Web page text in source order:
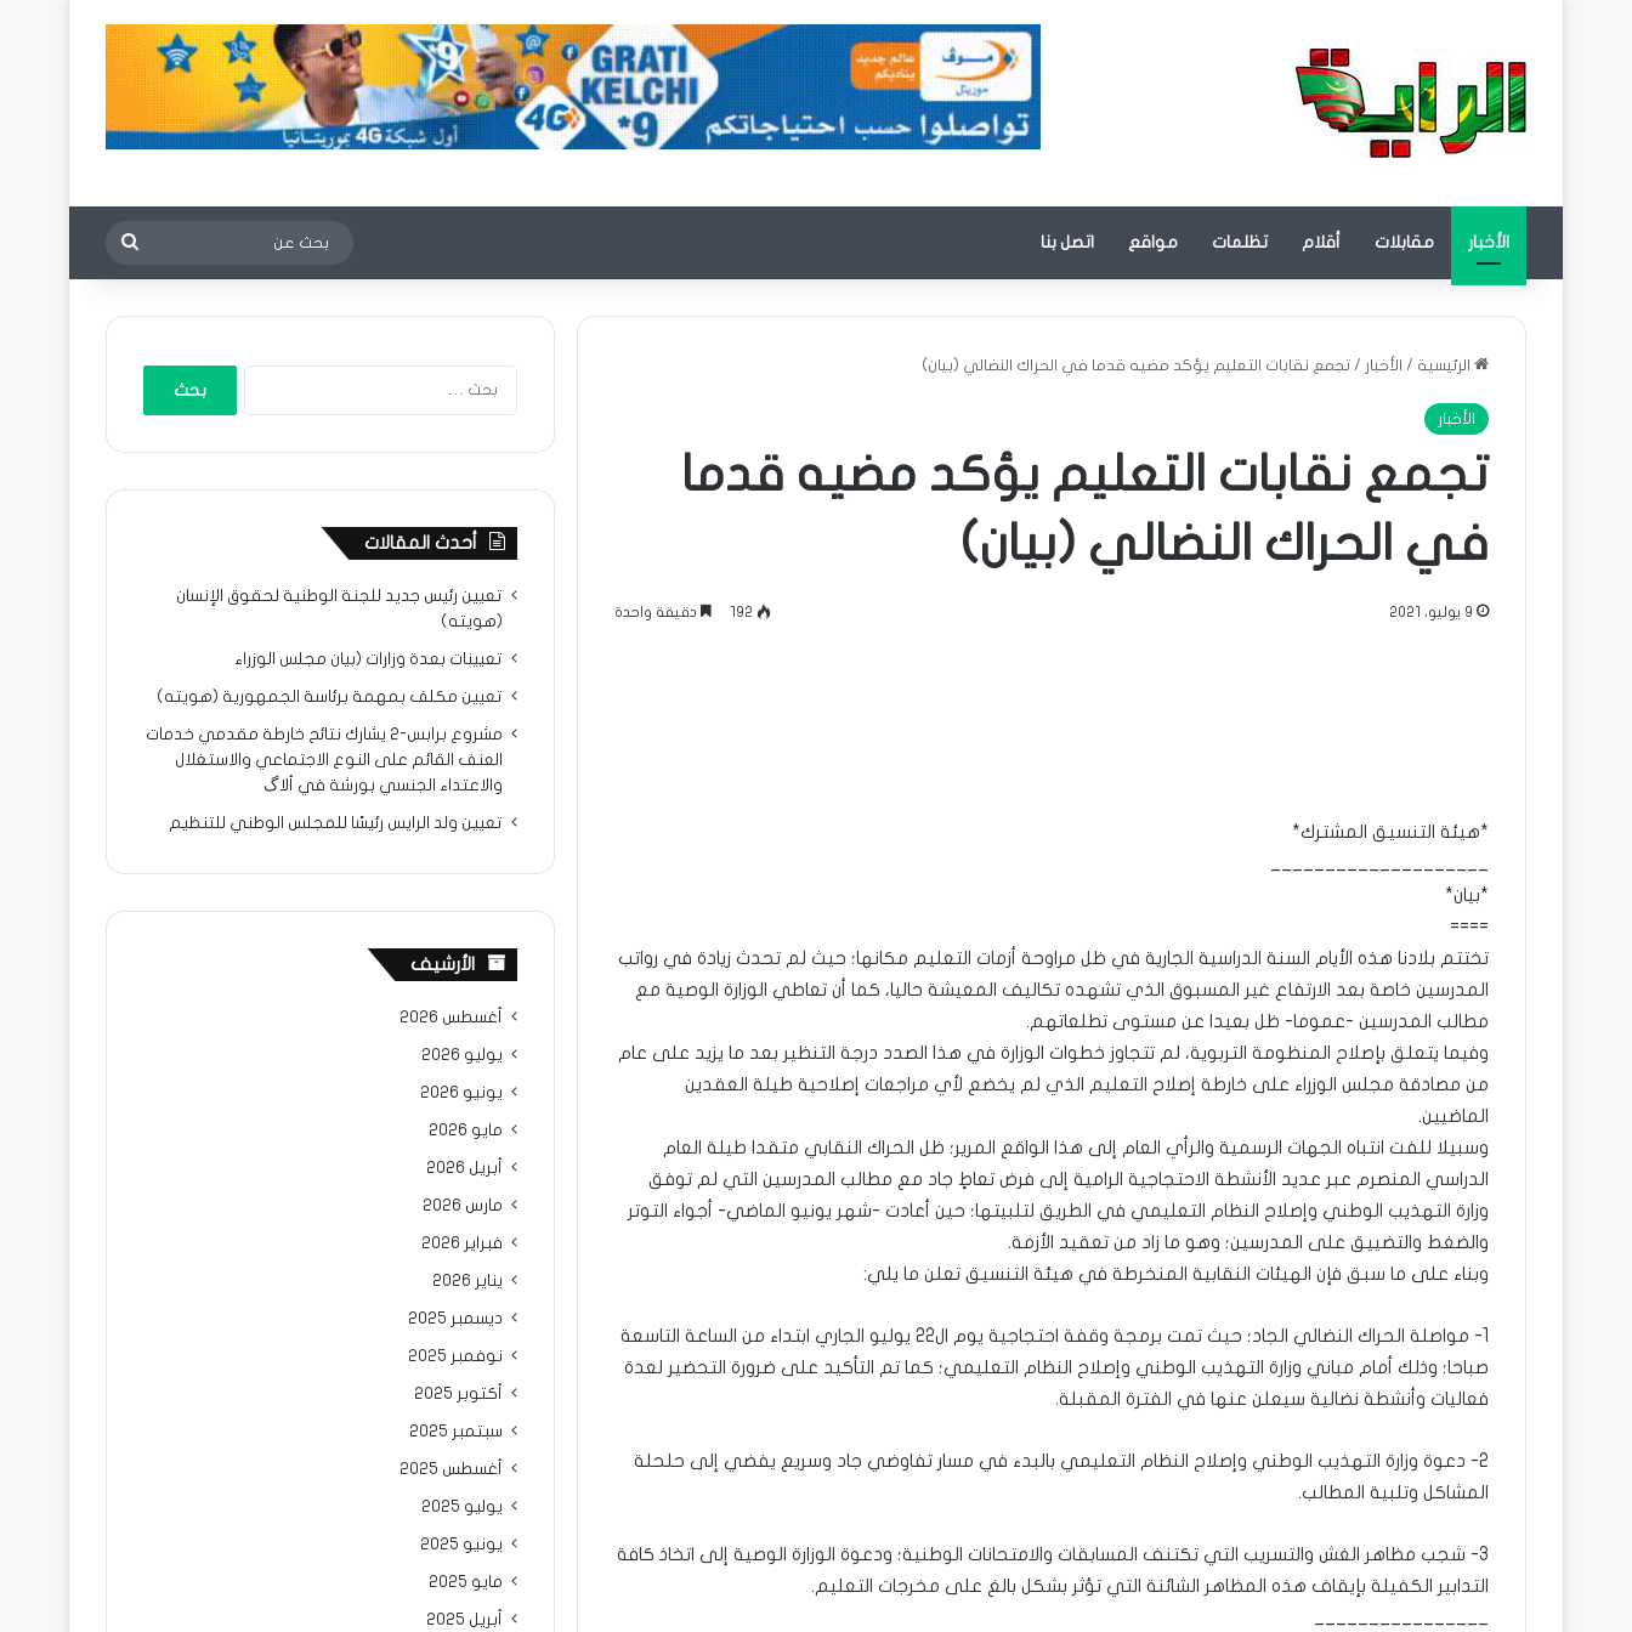
الأخبار مقابلات أقلام تظلمات مواقع اتصل بنا بحث
عن
الرئيسية / الأخبار / تجمع نقابات التعليم يؤكد مضيه قدما في الحراك النضالي (بيان)
الأخبار
تجمع نقابات التعليم يؤكد مضيه قدما
في الحراك النضالي (بيان)
9 يوليو، 2021 192 دقيقة واحدة
*هيئة التنسيق المشترك*
*بيان*
====
تختتم بلادنا هذه الأيام السنة الدراسية الجارية في ظل مراوحة أزمات التعليم مكانها؛ حيث لم تحدث زيادة في رواتب
المدرسين خاصة بعد الارتفاع غير المسبوق الذي تشهده تكاليف المعيشة حاليا، كما أن تعاطي الوزارة الوصية مع
مطالب المدرسين -عموما- ظل بعيدا عن مستوى تطلعاتهم.
وفيما يتعلق بإصلاح المنظومة التربوية، لم تتجاوز خطوات الوزارة في هذا الصدد درجة التنظير بعد ما يزيد على عام
من مصادقة مجلس الوزراء على خارطة إصلاح التعليم الذي لم يخضع لأي مراجعات إصلاحية طيلة العقدين
الماضيين.
وسبيلا للفت انتباه الجهات الرسمية والرأي العام إلى هذا الواقع المرير؛ ظل الحراك النقابي متقدا طيلة العام
الدراسي المنصرم عبر عديد الأنشطة الاحتجاجية الرامية إلى فرض تعاطٍ جاد مع مطالب المدرسين التي لم توفق
وزارة التهذيب الوطني وإصلاح النظام التعليمي في الطريق لتلبيتها؛ حين أعادت -شهر يونيو الماضي- أجواء التوتر
والضغط والتضييق على المدرسين؛ وهو ما زاد من تعقيد الأزمة.
وبناء على ما سبق فإن الهيئات النقابية المنخرطة في هيئة التنسيق تعلن ما يلي:
1- مواصلة الحراك النضالي الجاد؛ حيث تمت برمجة وقفة احتجاجية يوم ال22 يوليو الجاري ابتداء من الساعة التاسعة
صباحا؛ وذلك أمام مباني وزارة التهذيب الوطني وإصلاح النظام التعليمي؛ كما تم التأكيد على ضرورة التحضير لعدة
فعاليات وأنشطة نضالية سيعلن عنها في الفترة المقبلة.
2- دعوة وزارة التهذيب الوطني وإصلاح النظام التعليمي بالبدء في مسار تفاوضي جاد وسريع يفضي إلى حلحلة
المشاكل وتلبية المطالب.
3- شجب مظاهر الغش والتسريب التي تكتنف المسابقات والامتحانات الوطنية؛ ودعوة الوزارة الوصية إلى اتخاذ كافة
التدابير الكفيلة بإيقاف هذه المظاهر الشائنة التي تؤثر بشكل بالغ على مخرجات التعليم.
أحدث المقالات
تعيين رئيس جديد للجنة الوطنية لحقوق الإنسان
(هويته)
تعيينات بعدة وزارات (بيان مجلس الوزراء
تعيين مكلف بمهمة برئاسة الجمهورية (هويته)
مشروع برابس-2 يشارك نتائح خارطة مقدمي خدمات
العنف القائم على النوع الاجتماعي والاستغلال
والاعتداء الجنسي بورشة في ألاگ
تعيين ولد الرايس رئيسًا للمجلس الوطني للتنظيم
الأرشيف
أغسطس 2026
يوليو 2026
يونيو 2026
مايو 2026
أبريل 2026
مارس 2026
فبراير 2026
يناير 2026
ديسمبر 2025
نوفمبر 2025
أكتوبر 2025
سبتمبر 2025
أغسطس 2025
يوليو 2025
يونيو 2025
مايو 2025
أبريل 2025